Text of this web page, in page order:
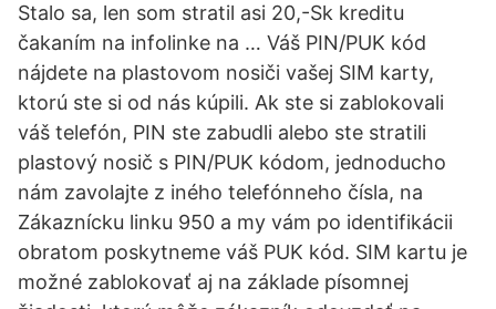
Stalo sa, len som stratil asi 20,-Sk kreditu
čakaním na infolinke na … Váš PIN/PUK kód
nájdete na plastovom nosiči vašej SIM karty,
ktorú ste si od nás kúpili. Ak ste si zablokovali
váš telefón, PIN ste zabudli alebo ste stratili
plastový nosič s PIN/PUK kódom, jednoducho
nám zavolajte z iného telefónneho čísla, na
Zákaznícku linku 950 a my vám po identifikácii
obratom poskytneme váš PUK kód. SIM kartu je
možné zablokovať aj na základe písomnej